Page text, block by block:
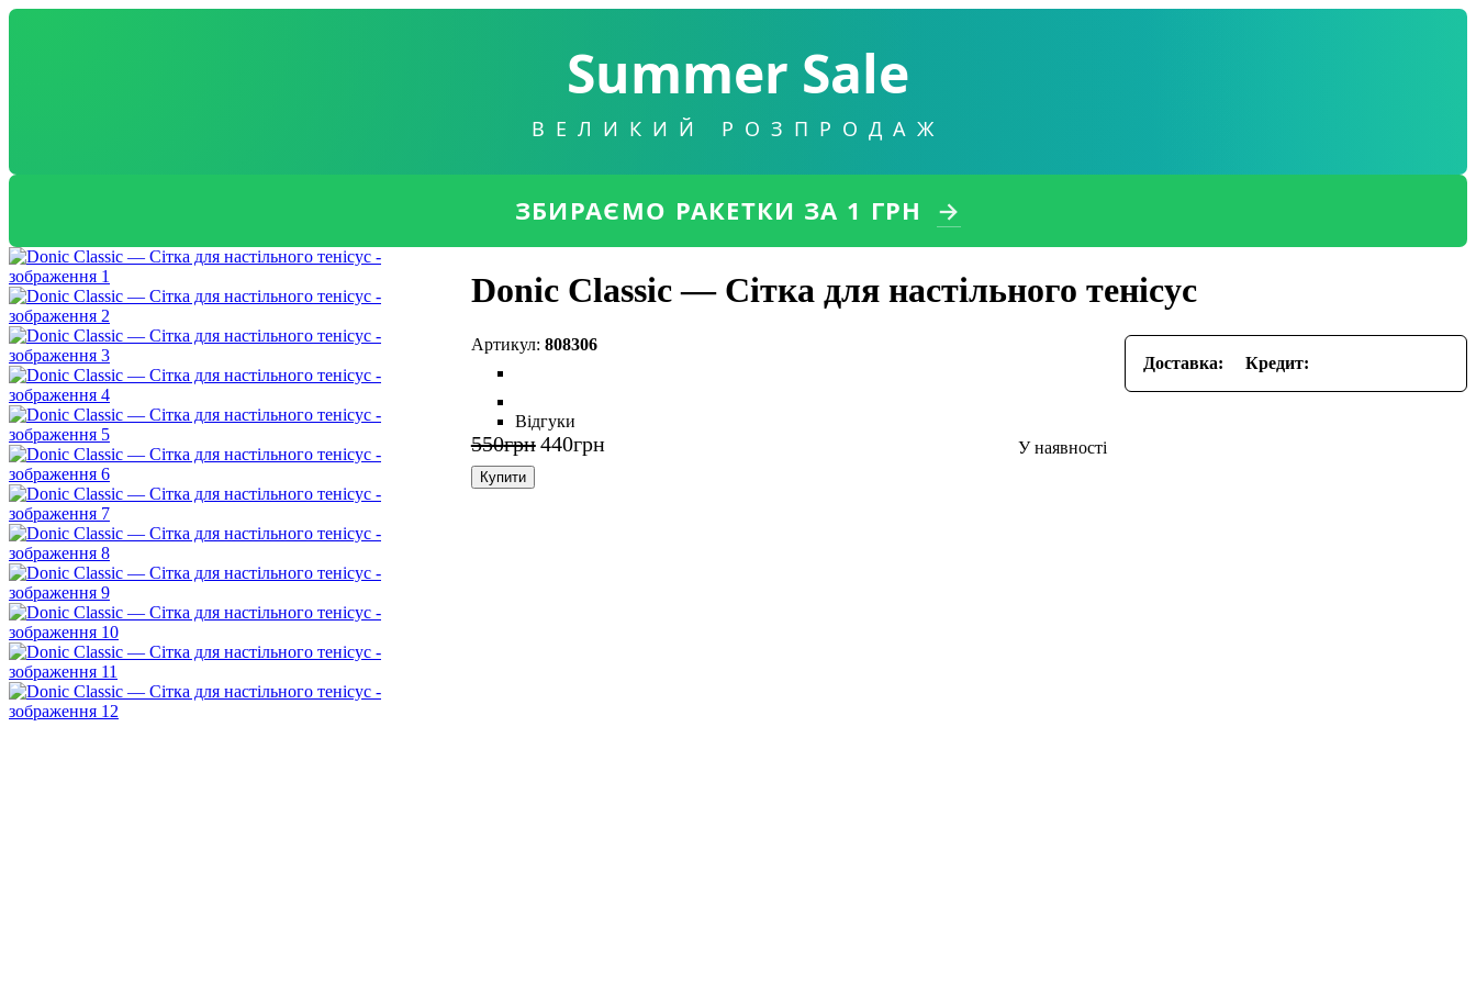
Summer Sale
ВЕЛИКИЙ РОЗПРОДАЖ
ЗБИРАЄМО РАКЕТКИ ЗА 1 ГРН →
Donic Classic — Сітка для настільного тенісуc
808306
Відгуки
550грн440грн
Купити
Доставка: Кредит: